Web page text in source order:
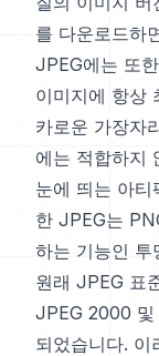
를 다운로드하
JPEG에는 또
이미지에 항상
카로운 가장자
에는 적합하지
눈에 띄는 아티
한 JPEG는
하는 기능인 투
원래 JPEG 표
JPEG 2000 및
되었습니다.